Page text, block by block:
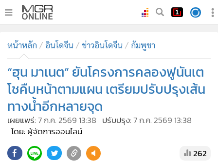
ทันเหตุการณ์
• ภาคใต้
•
ภูมิภาค
Online Section
• บันเทิง
ผู้จัดการรายวัน
• ละคร
หน้าหลัก อินโดจีน ข่าวอินโดจีน กัมพูชา
“ฮุน มาเนต” ยันโครงการคลองฟูนันเต
โชคืบหน้าตามแผน เตรียมปรับปรุงเส้น
ทางน้ำอีกหลายจุด
เผยแพร่:7 ก.ค. 2569 13:38 ปรับปรุง:7 ก.ค. 2569 13:38
โดย: ผู้จัดการออนไลน์
262